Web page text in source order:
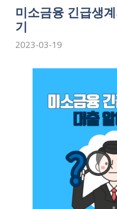
미소금융 긴급생
기
2023-03-19